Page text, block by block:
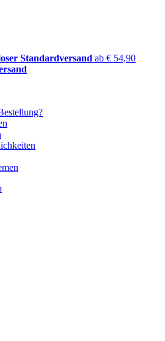
Standardversand ab € 54,90